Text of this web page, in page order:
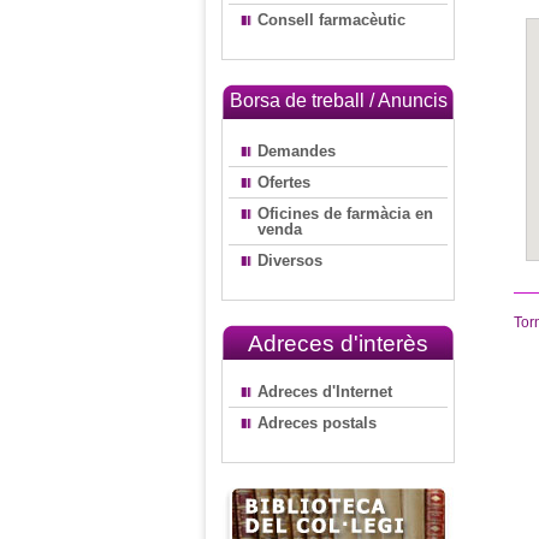
Consell farmacèutic
Borsa de treball / Anuncis
Demandes
Ofertes
Oficines de farmàcia en
venda
Diversos
Adreces d'interès
Adreces d'Internet
Adreces postals